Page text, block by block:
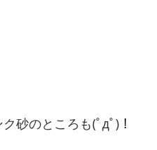
砂のところも(ﾟдﾟ)！